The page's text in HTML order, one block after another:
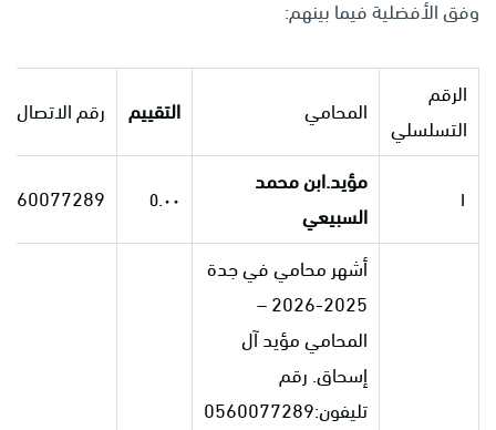
وفق الأفضلية فيما بينهم:
الرقم
التسلسلي
المحامي التقييم رقم الاتصال
١
مؤيد.ابن محمد
السبيعي
٥.٠٠
أشهر محامي في جدة
2025-2026 –
المحامي مؤيد آل
إسحاق. رقم
تليفون:0560077289